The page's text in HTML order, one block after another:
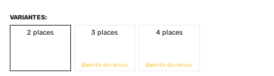
VARIANTES:
2 places
3 places
Bientôt de retour
4 places
Bientôt de retour